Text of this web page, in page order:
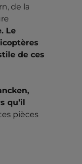
de la
Le
de ces
qu’il
pièces